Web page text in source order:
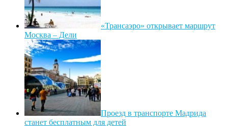
«Трансаэро» открывает маршрут
Москва – Дели
Проезд в транспорте Мадрида
станет бесплатным для детей